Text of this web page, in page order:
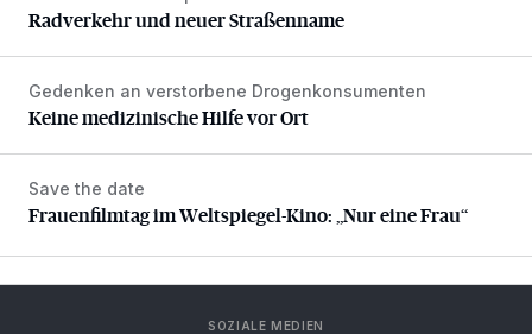
Radverkehr und neuer Straßenname
Keine medizinische Hilfe vor Ort
Gedenken an verstorbene Drogenkonsumenten
Keine medizinische Hilfe vor Ort
Frauenfilmtag im Weltspiegel-Kino: „Nur eine Frau“
Save the date
Frauenfilmtag im Weltspiegel-Kino: „Nur eine Frau“
SOZIALE MEDIEN